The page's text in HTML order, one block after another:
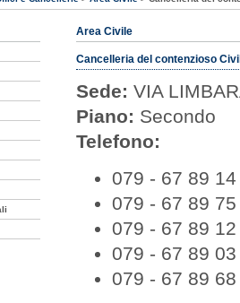
Area Civile
Cancelleria del contenzioso
Sede: VIA
Piano: Secondo
Telefono:
079 - 67 89 14
079 - 67 89 75
079 - 67 89 12
079 - 67 89 03
079 - 67 89 68